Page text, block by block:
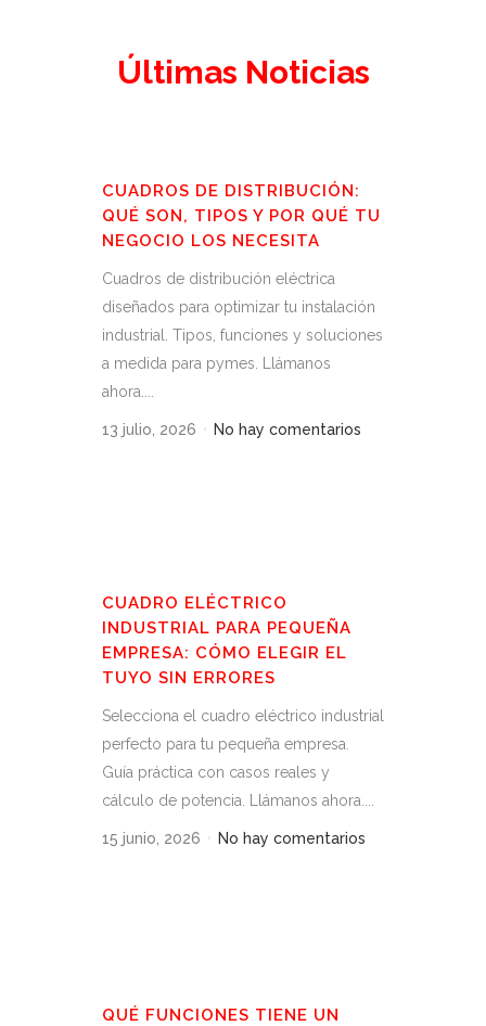
Últimas Noticias
CUADROS DE DISTRIBUCIÓN:
QUÉ SON, TIPOS Y POR QUÉ TU
NEGOCIO LOS NECESITA
Cuadros de distribución eléctrica
diseñados para optimizar tu instalación
industrial. Tipos, funciones y soluciones
a medida para pymes. Llámanos
ahora....
13 julio, 2026 No hay comentarios
CUADRO ELÉCTRICO
INDUSTRIAL PARA PEQUEÑA
EMPRESA: CÓMO ELEGIR EL
TUYO SIN ERRORES
Selecciona el cuadro eléctrico industrial
perfecto para tu pequeña empresa.
Guía práctica con casos reales y
cálculo de potencia. Llámanos ahora....
15 junio, 2026 No hay comentarios
QUÉ FUNCIONES TIENE UN